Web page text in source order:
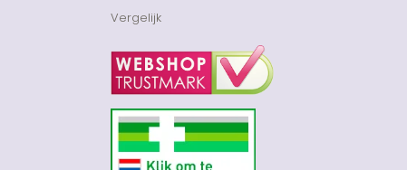
Vergelijk